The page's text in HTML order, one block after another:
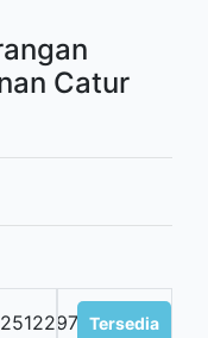
Catur
2512297 Tersedia